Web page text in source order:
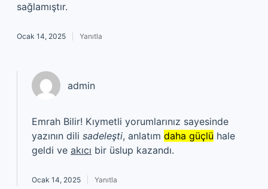
sağlamıştır.
Ocak 14, 2025 Yanıtla
admin
Emrah Bilir! Kıymetli yorumlarınız sayesinde
yazının dili sadeleşti, anlatım daha güçlü hale
geldi ve akıcı bir üslup kazandı.
Ocak 14, 2025 Yanıtla